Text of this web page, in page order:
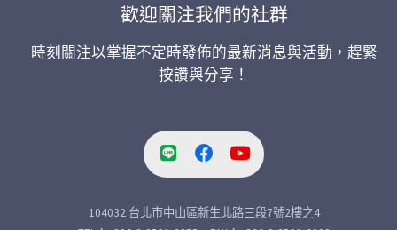
歡迎關注我們的社群
時刻關注以掌握不定時發佈的最新消息與活動，趕緊
按讚與分享！
104032 台北市中山區新生北路三段7號2樓之4